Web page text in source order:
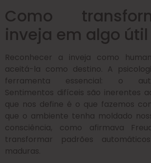
Como
inveja em algo útil
Reconhecer a inveja como
aceitá-la como destino. A
ferramenta essencial: o
Sentimentos difíceis são inerentes
que nos define é o que fazemos
que o ambiente tenha moldado
consciência, como afirmava
transformar padrões
maduras.